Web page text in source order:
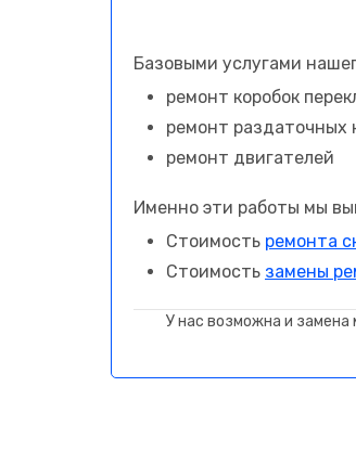
Базовыми услугами
ремонт коробок
ремонт раздаточных
ремонт двигателей
Именно эти работы мы
Стоимость ремонта
Стоимость замены
У нас возможна и замена